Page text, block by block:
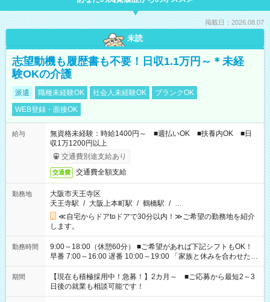
掲載日：2026.08.07
未読
志望動機も履歴書も不要！日収1.1万円～＊未経
験OKの介護
派遣 職種未経験OK 社会人未経験OK
ブランクOK
WEB登録・面接OK
給与
無資格未経験：時給1400円～ ■週払いOK ■扶養内OK ■日
収1万1200円以上
交通費別途支給あり
交通費 交通費全額支給
勤務地
大阪市天王寺区
天王寺駅 / 大阪上本町駅 / 鶴橋駅 / …
≪自宅からドアtoドアで30分以内！≫ご希望の勤務地を紹介
します。
勤務時間
9:00～18:00（休憩60分） ■ご希望があれば下記シフトもOK！
早番 7:00～16:00 遅番 10:00～19:00 「家族と休みを合わせた
い」 「余裕を持って夕飯の準備がしたい」 「できれば残業はし
たくない」 など、ご希望を教えてくださいね。 ※Wワーク希望
の方へ 今ご覧のお仕事で希望する勤務時間と、もう1つのお仕事
の勤務時間。 合計で週40時間を超える場合は応募できません。
期間
【現在も積極採用中！急募！】2カ月～ ■ご応募から最短2～3
日後の就業も相談可能です！